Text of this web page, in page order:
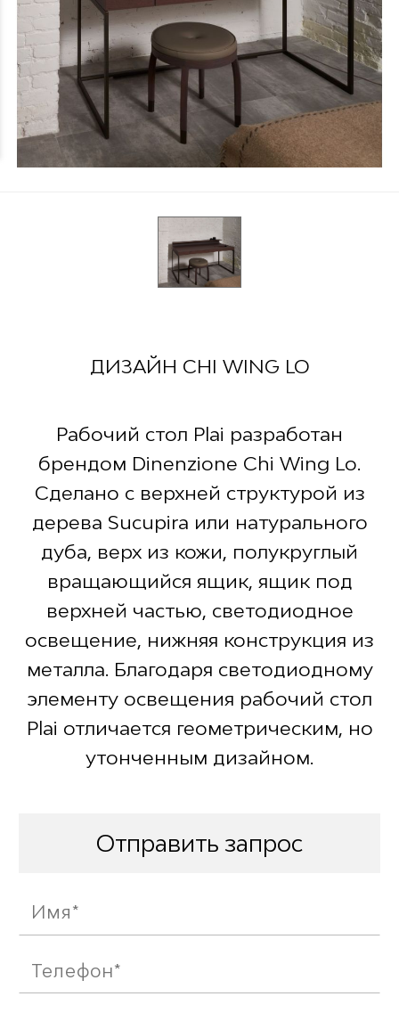
ДИЗАЙН CHI WING LO
Рабочий стол Plai разработан
брендом Dinenzione Chi Wing Lo.
Сделано с верхней структурой из
дерева Sucupira или натурального
дуба, верх из кожи, полукруглый
вращающийся ящик, ящик под
верхней частью, светодиодное
освещение, нижняя конструкция из
металла. Благодаря светодиодному
элементу освещения рабочий стол
Plai отличается геометрическим, но
утонченным дизайном.
Отправить запрос